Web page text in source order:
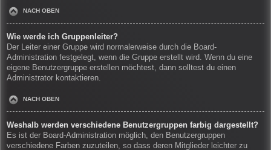
NACH OBEN
Wie werde ich Gruppenleiter?
Der Leiter einer Gruppe wird normalerweise durch die Board-
Administration festgelegt, wenn die Gruppe erstellt wird. Wenn du eine
eigene Benutzergruppe erstellen möchtest, dann solltest du einen
Administrator kontaktieren.
NACH OBEN
Weshalb werden verschiedene Benutzergruppen farbig dargestellt?
Es ist der Board-Administration möglich, den Benutzergruppen
verschiedene Farben zuzuteilen, so dass deren Mitglieder leichter zu